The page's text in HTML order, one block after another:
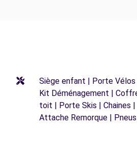
Siège enfant | Porte Vélos
Kit Déménagement |
toit | Porte Skis | Chaines
Attache Remorque |